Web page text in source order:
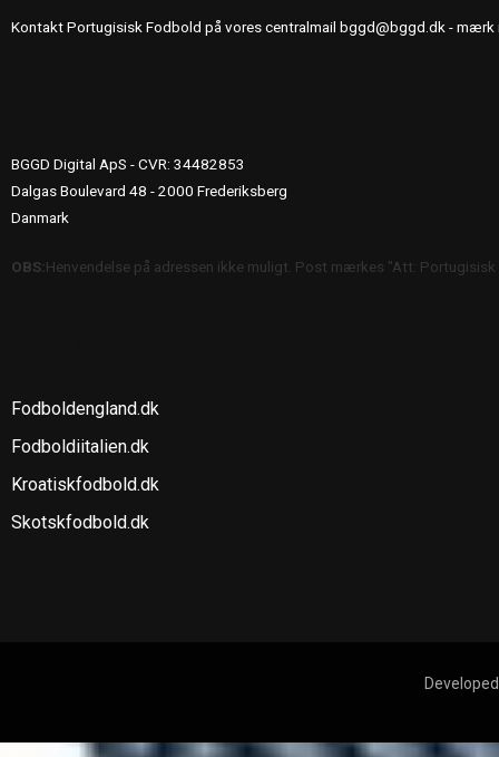
Kontakt Portugisisk Fodbold på vores centralmail bggd@bggd.dk - mærk
BGGD Digital ApS - CVR: 34482853
Dalgas Boulevard 48 - 2000 Frederiksberg
Danmark
OBS:Henvendelse på adressen ikke muligt. Post mærkes "Att:
Fodboldengland.dk
Fodboldiitalien.dk
Kroatiskfodbold.dk
Skotskfodbold.dk